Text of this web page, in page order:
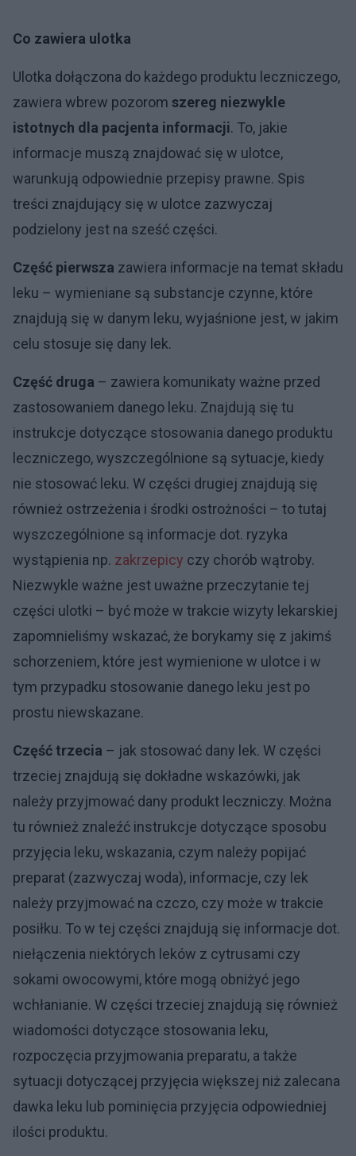
Co zawiera ulotka
Ulotka dołączona do każdego produktu leczniczego,
zawiera wbrew pozorom szereg niezwykle
istotnych dla pacjenta informacji. To, jakie
informacje muszą znajdować się w ulotce,
warunkują odpowiednie przepisy prawne. Spis
treści znajdujący się w ulotce zazwyczaj
podzielony jest na sześć części.
Część pierwsza zawiera informacje na temat składu
leku – wymieniane są substancje czynne, które
znajdują się w danym leku, wyjaśnione jest, w jakim
celu stosuje się dany lek.
Część druga – zawiera komunikaty ważne przed
zastosowaniem danego leku. Znajdują się tu
instrukcje dotyczące stosowania danego produktu
leczniczego, wyszczególnione są sytuacje, kiedy
nie stosować leku. W części drugiej znajdują się
również ostrzeżenia i środki ostrożności – to tutaj
wyszczególnione są informacje dot. ryzyka
wystąpienia np. zakrzepicy czy chorób wątroby.
Niezwykle ważne jest uważne przeczytanie tej
części ulotki – być może w trakcie wizyty lekarskiej
zapomnieliśmy wskazać, że borykamy się z jakimś
schorzeniem, które jest wymienione w ulotce i w
tym przypadku stosowanie danego leku jest po
prostu niewskazane.
Część trzecia – jak stosować dany lek. W części
trzeciej znajdują się dokładne wskazówki, jak
należy przyjmować dany produkt leczniczy. Można
tu również znaleźć instrukcje dotyczące sposobu
przyjęcia leku, wskazania, czym należy popijać
preparat (zazwyczaj woda), informacje, czy lek
należy przyjmować na czczo, czy może w trakcie
posiłku. To w tej części znajdują się informacje dot.
niełączenia niektórych leków z cytrusami czy
sokami owocowymi, które mogą obniżyć jego
wchłanianie. W części trzeciej znajdują się również
wiadomości dotyczące stosowania leku,
rozpoczęcia przyjmowania preparatu, a także
sytuacji dotyczącej przyjęcia większej niż zalecana
dawka leku lub pominięcia przyjęcia odpowiedniej
ilości produktu.